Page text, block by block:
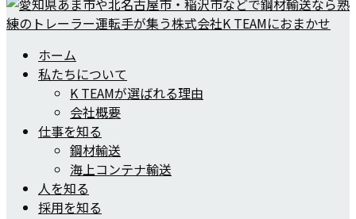
ホーム
私たちについて
K TEAMが選ばれる理由
会社概要
仕事を知る
鋼材輸送
海上コンテナ輸送
人を知る
採用を知る